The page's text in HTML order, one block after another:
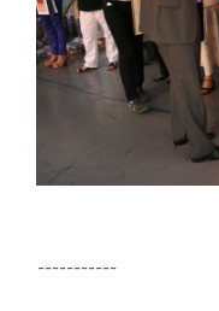
-----------